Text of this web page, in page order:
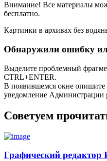
Внимание! Все материалы
бесплатно.
Картинки в архивах без
Обнаружили ошибку
Выделите проблемный
CTRL+ENTER.
В появившемся окне опишите
уведомление Администрации
Советуем
Графический редактор